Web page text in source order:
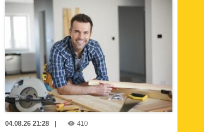
04.08.26 21:28 410